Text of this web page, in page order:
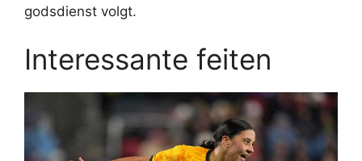
godsdienst volgt.
Interessante feiten